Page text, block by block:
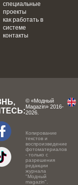
специальные
проекты
как работать в
системе
контакты
© «Модный
Magazin» 2016-
2026.
Копирование
текстов и
воспроизведение
фотоматериалов
- только с
разрешения
редакции
журнала
"Модный
magazin".